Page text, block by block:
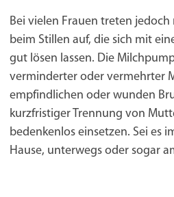
Bei vielen Frauen treten
beim Stillen auf, die sich mit
gut lösen lassen. Die
verminderter oder vermehrter
empfindlichen oder wunden
kurzfristiger Trennung von
bedenkenlos einsetzen. Sei es
Hause, unterwegs oder sogar